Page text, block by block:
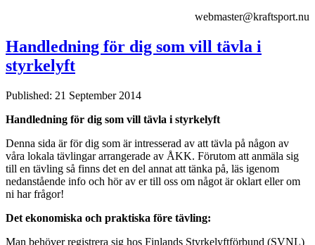
webmaster@kraftsport.nu
Handledning för dig som vill tävla i
styrkelyft
Published: 21 September 2014
Handledning för dig som vill tävla i styrkelyft
Denna sida är för dig som är intresserad av att tävla på någon av
våra lokala tävlingar arrangerade av ÅKK. Förutom att anmäla sig
till en tävling så finns det en del annat att tänka på, läs igenom
nedanstående info och hör av er till oss om något är oklart eller om
ni har frågor!
Det ekonomiska och praktiska före tävling:
Man behöver registrera sig hos Finlands Styrkelyftförbund (SVNL)